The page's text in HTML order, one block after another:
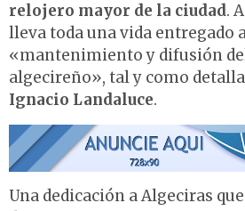
relojero mayor de la ciudad.
lleva toda una vida entregado
«mantenimiento y difusión
algecireño», tal y como
Ignacio Landaluce.
Una dedicación a Algeciras